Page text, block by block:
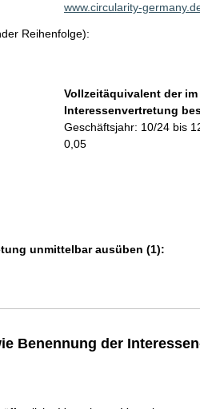
a
t
f
o
r
m
www.circularity-
Reihenfolge):
Vollzeitäquivalent der
Interessenvertretung
Geschäftsjahr: 10/24 bis
0,05
unmittelbar ausüben (1):
Benennung der